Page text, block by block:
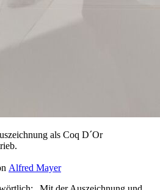
als Coq D´Or
Alfred Mayer